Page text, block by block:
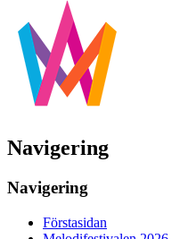
Navigering
Navigering
Förstasidan